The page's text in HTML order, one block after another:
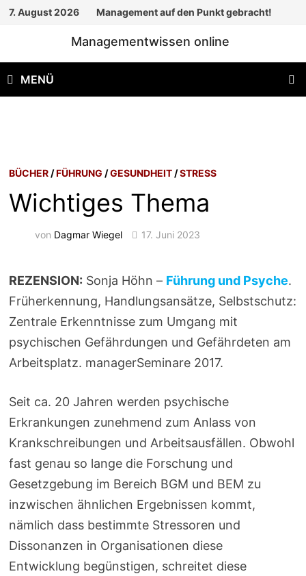
Zum
7. August 2026 Management auf den Punkt gebracht!
Managementwissen online
MENÜ
BÜCHER /FÜHRUNG /GESUNDHEIT /STRESS
Wichtiges Thema
von Dagmar Wiegel 17. Juni 2023
REZENSION: Sonja Höhn – Führung und Psyche.
Früherkennung, Handlungsansätze, Selbstschutz:
Zentrale Erkenntnisse zum Umgang mit
psychischen Gefährdungen und Gefährdeten am
Arbeitsplatz. managerSeminare 2017.
Seit ca. 20 Jahren werden psychische
Erkrankungen zunehmend zum Anlass von
Krankschreibungen und Arbeitsausfällen. Obwohl
fast genau so lange die Forschung und
Gesetzgebung im Bereich BGM und BEM zu
inzwischen ähnlichen Ergebnissen kommt,
nämlich dass bestimmte Stressoren und
Dissonanzen in Organisationen diese
Entwicklung begünstigen, schreitet diese